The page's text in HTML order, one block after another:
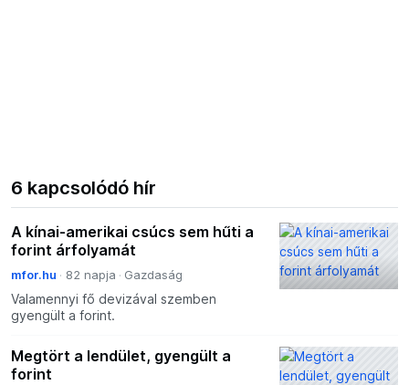
6 kapcsolódó hír
A kínai-amerikai csúcs sem hűti a
forint árfolyamát
mfor.hu 82 napja Gazdaság
Valamennyi fő devizával szemben
gyengült a forint.
Megtört a lendület, gyengült a
forint